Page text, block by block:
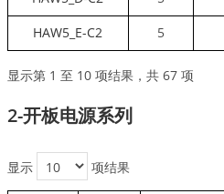
HAW5_E-C2
5
显示第 1 至 10 项结果，共 67 项
2-开板电源系列
显示 项结果